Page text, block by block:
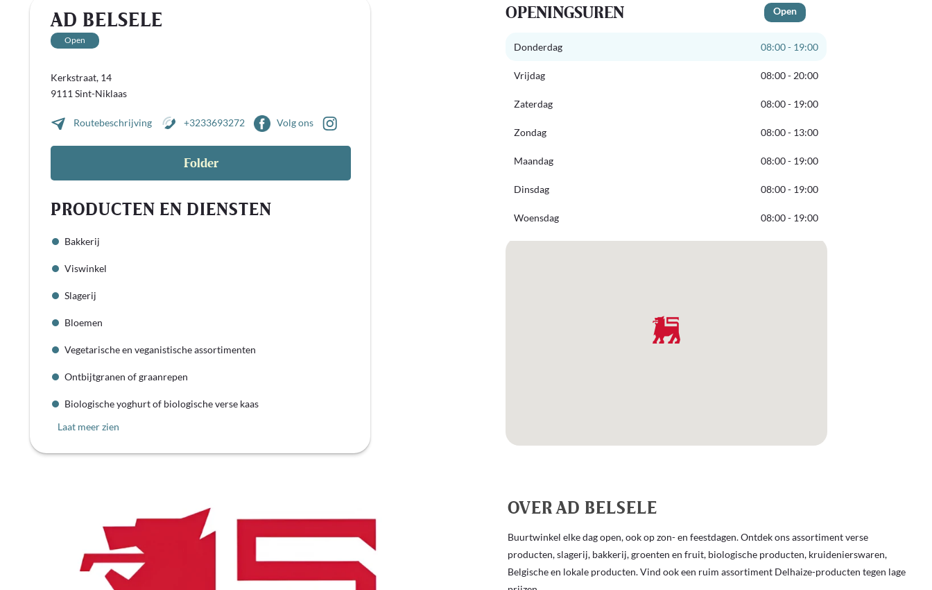
AD BELSELE
Open
Kerkstraat, 14
9111 Sint-Niklaas
Routebeschrijving +3233693272 Volg ons
Folder
PRODUCTEN EN DIENSTEN
Bakkerij
Viswinkel
Slagerij
Bloemen
Vegetarische en veganistische assortimenten
Ontbijtgranen of graanrepen
Biologische yoghurt of biologische verse kaas
Laat meer zien
OPENINGSUREN Open
Donderdag 08:00 - 19:00
Vrijdag 08:00 - 20:00
Zaterdag 08:00 - 19:00
Zondag 08:00 - 13:00
Maandag 08:00 - 19:00
Dinsdag 08:00 - 19:00
Woensdag 08:00 - 19:00
OVER AD BELSELE
Buurtwinkel elke dag open, ook op zon- en feestdagen. Ontdek ons assortiment verse
producten, slagerij, bakkerij, groenten en fruit, biologische producten, kruidenierswaren,
Belgische en lokale producten. Vind ook een ruim assortiment Delhaize-producten tegen lage